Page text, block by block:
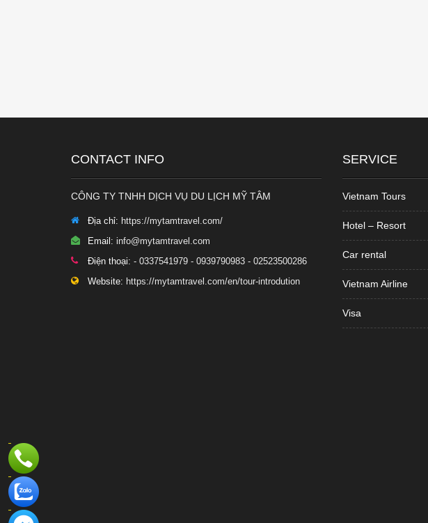
CONTACT INFO
CÔNG TY TNHH DỊCH VỤ DU LỊCH MỸ TÂM
Địa chỉ: https://mytamtravel.com/
Email: info@mytamtravel.com
Điện thoại: - 0337541979 - 0939790983 - 02523500286
Website: https://mytamtravel.com/en/tour-introdution
SERVICE
Vietnam Tours
Hotel – Resort
Car rental
Vietnam Airline
Visa